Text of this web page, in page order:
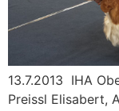
13.7.2013 IHA
Preissl Elisabert,